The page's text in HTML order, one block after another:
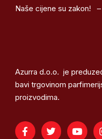
Naše cijene su zakon!
Azurra d.o.o. je
bavi trgovinom
proizvodima.